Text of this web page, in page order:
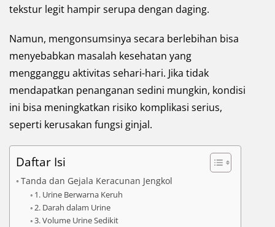
tekstur legit hampir serupa dengan daging.
Namun, mengonsumsinya secara berlebihan bisa
menyebabkan masalah kesehatan yang
mengganggu aktivitas sehari-hari. Jika tidak
mendapatkan penanganan sedini mungkin, kondisi
ini bisa meningkatkan risiko komplikasi serius,
seperti kerusakan fungsi ginjal.
Daftar Isi
Tanda dan Gejala Keracunan Jengkol
1. Urine Berwarna Keruh
2. Darah dalam Urine
3. Volume Urine Sedikit